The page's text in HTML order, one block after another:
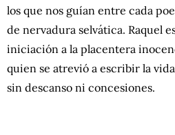
los que nos guían entre cada
de nervadura selvática. Raquel
iniciación a la placentera
quien se atrevió a escribir la
sin descanso ni concesiones.